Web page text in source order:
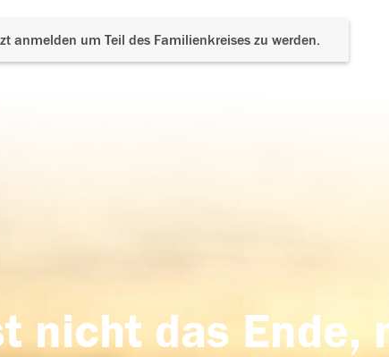
anmelden um Teil des Familienkreises zu werden.
nicht das Ende,